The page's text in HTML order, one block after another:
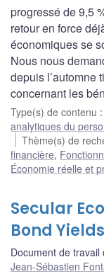
progressé de 9,5
retour en force
économiques se
Nous nous
depuis l’automne
concernant les
Type(s) de contenu :
analytiques du
Thème(s) de
financière,
Économie réelle et
Secular
Bond Yields
Document de
Jean-Sébastien